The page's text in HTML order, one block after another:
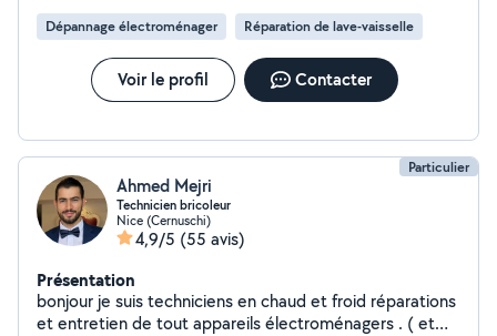
Dépannage électroménager Réparation de lave-vaisselle
Voir le profil Contacter
Particulier
Ahmed Mejri
Technicien bricoleur
Nice (Cernuschi)
4,9/5 (55 avis)
Présentation
bonjour je suis techniciens en chaud et froid réparations
et entretien de tout appareils électroménagers . ( et